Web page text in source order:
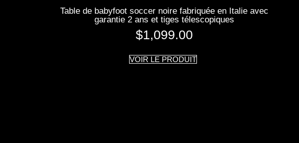
Table de babyfoot soccer noire fabriquée en Italie avec
garantie 2 ans et tiges télescopiques
$1,099.00
VOIR LE PRODUIT